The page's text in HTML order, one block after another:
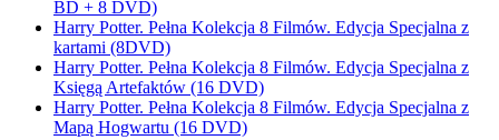
BD + 8 DVD)
Harry Potter. Pełna Kolekcja 8 Filmów. Edycja Specjalna z
kartami (8DVD)
Harry Potter. Pełna Kolekcja 8 Filmów. Edycja Specjalna z
Księgą Artefaktów (16 DVD)
Harry Potter. Pełna Kolekcja 8 Filmów. Edycja Specjalna z
Mapą Hogwartu (16 DVD)